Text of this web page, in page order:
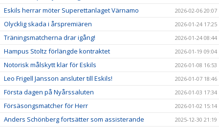
Eskils herrar möter Superettanlaget Värnamo 2026-02-06 20:07
Olycklig skada i årspremiären 2026-01-24 17:25
Träningsmatcherna drar igång! 2026-01-24 08:44
Hampus Stoltz förlängde kontraktet 2026-01-19 09:04
Notorisk målskytt klar för Eskils 2026-01-08 16:53
Leo Frigell Jansson ansluter till Eskils! 2026-01-07 18:46
Första dagen på Nyårssaluten 2026-01-03 17:34
Försäsongsmatcher för Herr 2026-01-02 15:14
Anders Schönberg fortsätter som assisterande 2025-12-30 21:19